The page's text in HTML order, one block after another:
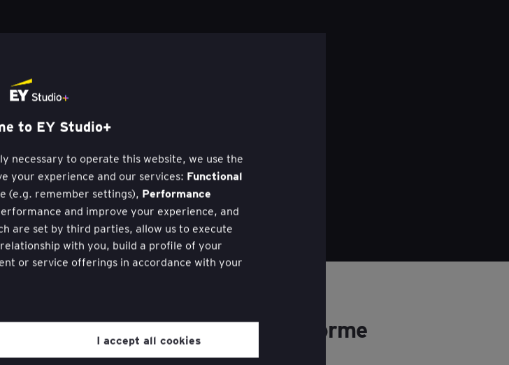
Klar til at forme
jeres
to EY Studio+
necessary to operate this website, we use the
your experience and our services: Functional
(e.g. remember settings), Performance
and improve your experience, and
are set by third parties, allow us to execute
with you, build a profile of your
or service offerings in accordance with your
Privacy’ section.
I accept all cookies